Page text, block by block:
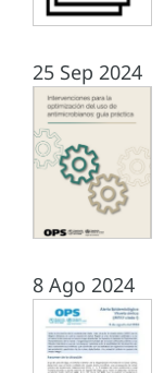
25 Sep 2024
8 Ago 2024